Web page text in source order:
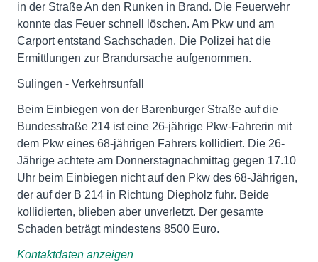
in der Straße An den Runken in Brand. Die Feuerwehr
konnte das Feuer schnell löschen. Am Pkw und am
Carport entstand Sachschaden. Die Polizei hat die
Ermittlungen zur Brandursache aufgenommen.
Sulingen - Verkehrsunfall
Beim Einbiegen von der Barenburger Straße auf die
Bundesstraße 214 ist eine 26-jährige Pkw-Fahrerin mit
dem Pkw eines 68-jährigen Fahrers kollidiert. Die 26-
Jährige achtete am Donnerstagnachmittag gegen 17.10
Uhr beim Einbiegen nicht auf den Pkw des 68-Jährigen,
der auf der B 214 in Richtung Diepholz fuhr. Beide
kollidierten, blieben aber unverletzt. Der gesamte
Schaden beträgt mindestens 8500 Euro.
Kontaktdaten anzeigen